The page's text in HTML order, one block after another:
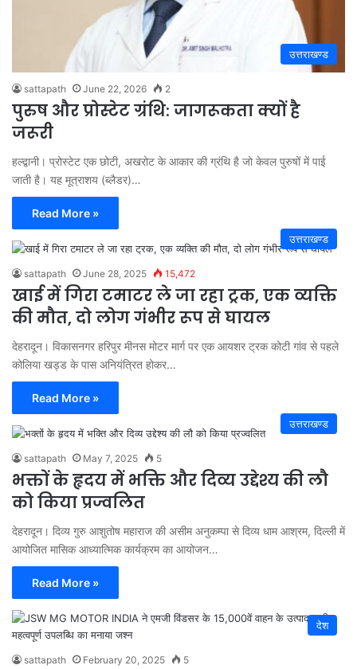
उत्तराखण्ड
sattapath June 22, 2026 2
पुरुष और प्रोस्टेट ग्रंथि: जागरूकता क्यों है
जरूरी
हल्द्वानी। प्रोस्टेट एक छोटी, अखरोट के आकार की ग्रंथि है जो केवल पुरुषों में पाई
जाती है। यह मूत्राशय (ब्लैडर)…
Read More »
उत्तराखण्ड
sattapath June 28, 2025 15,472
खाई में गिरा टमाटर ले जा रहा ट्रक, एक व्यक्ति
की मौत, दो लोग गंभीर रूप से घायल
देहरादून। विकासनगर हरिपुर मीनस मोटर मार्ग पर एक आयशर ट्रक कोटी गांव से पहले
कोलिया खड्ड के पास अनियंत्रित होकर…
Read More »
उत्तराखण्ड
sattapath May 7, 2025 5
भक्तों के हृदय में भक्ति और दिव्य उद्देश्य की लौ
को किया प्रज्वलित
देहरादून। दिव्य गुरु आशुतोष महाराज की असीम अनुकम्पा से दिव्य धाम आश्रम, दिल्ली में
आयोजित मासिक आध्यात्मिक कार्यक्रम का आयोजन…
Read More »
देश
sattapath February 20, 2025 5